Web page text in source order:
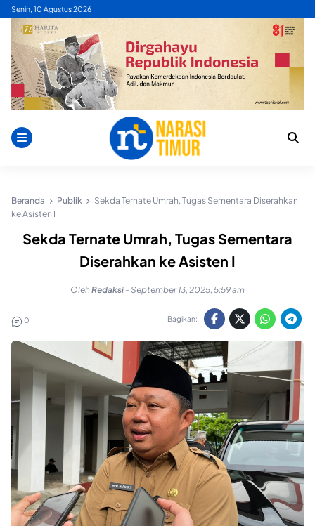
Skip
content
Senin, 10 Agustus 2026
Beranda Publik
Sekda Ternate Umrah, Tugas Sementara Diserahkan
ke Asisten I
Sekda Ternate Umrah, Tugas Sementara
Diserahkan ke Asisten I
OlehRedaksi - September 13, 2025, 5:59 am
0 Bagikan: